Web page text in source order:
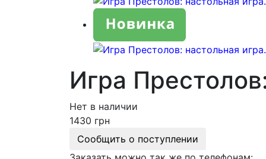
Игра
Нет в наличии
1430 грн
Сообщить о поступлении